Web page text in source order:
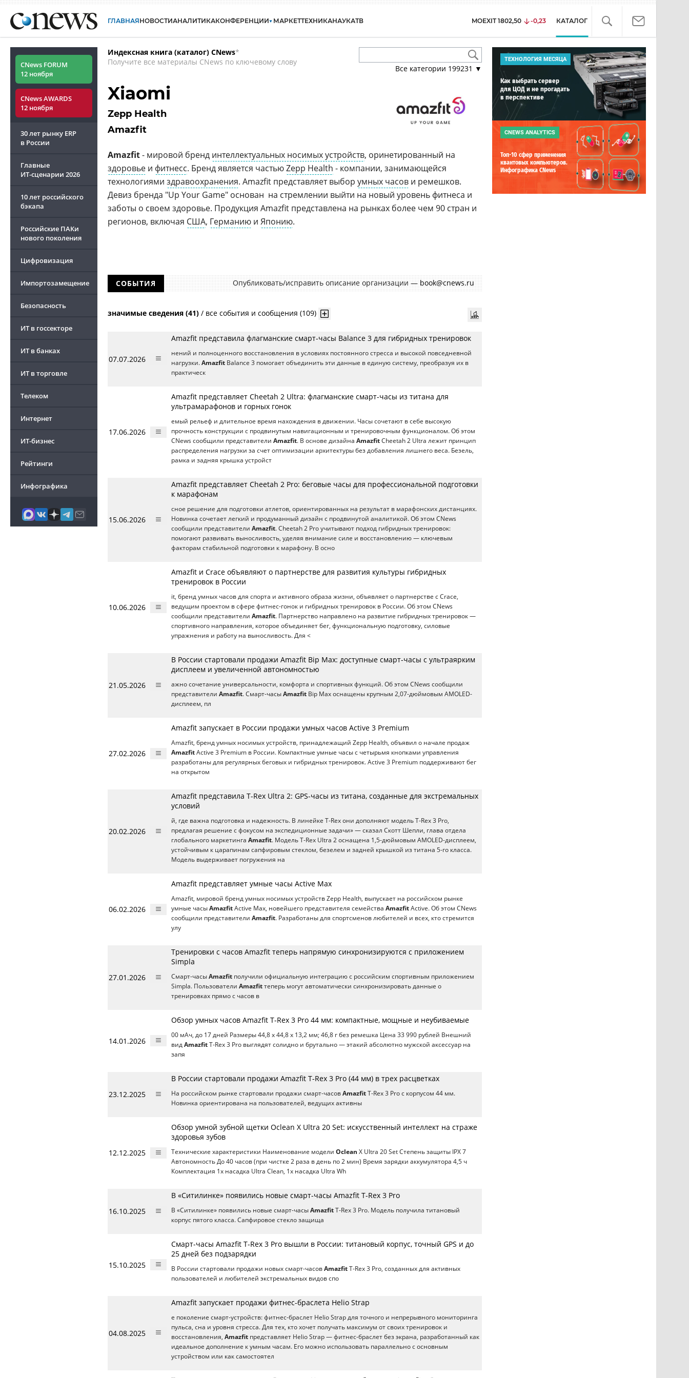
ГЛАВНАЯНОВОСТИАНАЛИТИКАКОНФЕРЕНЦИИ МАРКЕТТЕХНИКАНАУКАТВ MOEXIT 1802,50 -0,23 КАТАЛОГ
CNews FORUM
12 ноября
CNews AWARDS
12 ноября
30 лет рынку ERP
в России
Главные
ИТ-сценарии 2026
10 лет российского
бэкапа
Российские ПАКи
нового поколения
Цифровизация
Импортозамещение
Безопасность
ИТ в госсекторе
ИТ в банках
ИТ в торговле
Телеком
Интернет
ИТ-бизнес
Рейтинги
Инфографика
Индексная книга (каталог) CNews*
Получите все материалы CNews по ключевому слову
Все категории 199231 ▼
Xiaomi
Zepp Health
Amazfit
Amazfit- мировой бренд интеллектуальных носимых устройств, оринетированный на
здоровье и фитнесс. Бренд является частьюZepp Health - компании, занимающейся
технологиями здравоохранения. Amazfit представляет выбор умных часов и ремешков.
Девиз бренда "Up Your Game" основан на стремлении выйти на новый уровень фитнеса и
заботы о своем здоровье. Продукция Amazfit представлена на рынках более чем 90 стран и
регионов, включая США, Германию и Японию.
СОБЫТИЯ Опубликовать/исправить описание организации —book@cnews.ru
значимые сведения (41) / все события и сообщения (109)
07.07.2026
Amazfit представила флагманские смарт-часы Balance 3 для гибридных тренировок
нений и полноценного восстановления в условиях постоянного стресса и высокой повседневной
нагрузки. Amazfit Balance 3 помогает объединить эти данные в единую систему, преобразуя их в
практическ
17.06.2026
Amazfit представляет Cheetah 2 Ultra: флагманские смарт-часы из титана для
ультрамарафонов и горных гонок
емый рельеф и длительное время нахождения в движении. Часы сочетают в себе высокую
прочность конструкции с продвинутым навигационным и тренировочным функционалом. Об этом
CNews сообщили представители Amazfit. В основе дизайна Amazfit Cheetah 2 Ultra лежит принцип
распределения нагрузки за счет оптимизации архитектуры без добавления лишнего веса. Безель,
рамка и задняя крышка устройст
15.06.2026
Amazfit представляет Cheetah 2 Pro: беговые часы для профессиональной подготовки
к марафонам
сное решение для подготовки атлетов, ориентированных на результат в марафонских дистанциях.
Новинка сочетает легкий и продуманный дизайн с продвинутой аналитикой. Об этом CNews
сообщили представители Amazfit. Cheetah 2 Pro учитывают подход гибридных тренировок:
помогают развивать выносливость, уделяя внимание силе и восстановлению — ключевым
факторам стабильной подготовки к марафону. В осно
10.06.2026
Amazfit и Crace объявляют о партнерстве для развития культуры гибридных
тренировок в России
it, бренд умных часов для спорта и активного образа жизни, объявляет о партнерстве с Crace,
ведущим проектом в сфере фитнес-гонок и гибридных тренировок в России. Об этом CNews
сообщили представители Amazfit. Партнерство направлено на развитие гибридных тренировок —
спортивного направления, которое объединяет бег, функциональную подготовку, силовые
упражнения и работу на выносливость. Для <
21.05.2026
В России стартовали продажи Amazfit Bip Max: доступные смарт-часы с ультраярким
дисплеем и увеличенной автономностью
ажно сочетание универсальности, комфорта и спортивных функций. Об этом CNews сообщили
представители Amazfit. Смарт-часы Amazfit Bip Max оснащены крупным 2,07-дюймовым AMOLED-
дисплеем, пл
27.02.2026
Amazfit запускает в России продажи умных часов Active 3 Premium
Amazfit, бренд умных носимых устройств, принадлежащий Zepp Health, объявил о начале продаж
Amazfit Active 3 Premium в России. Компактные умные часы с четырьмя кнопками управления
разработаны для регулярных беговых и гибридных тренировок. Active 3 Premium поддерживают бег
на открытом
20.02.2026
Amazfit представила T-Rex Ultra 2: GPS-часы из титана, созданные для экстремальных
условий
й, где важна подготовка и надежность. В линейке T-Rex они дополняют модель T-Rex 3 Pro,
предлагая решение с фокусом на экспедиционные задачи» — сказал Скотт Шепли, глава отдела
глобального маркетинга Amazfit. Модель T-Rex Ultra 2 оснащена 1,5-дюймовым AMOLED-дисплеем,
устойчивым к царапинам сапфировым стеклом, безелем и задней крышкой из титана 5-го класса.
Модель выдерживает погружения на
06.02.2026
Amazfit представляет умные часы Active Max
Amazfit, мировой бренд умных носимых устройств Zepp Health, выпускает на российском рынке
умные часы Amazfit Active Max, новейшего представителя семейства Amazfit Active. Об этом CNews
сообщили представители Amazfit. Разработаны для спортсменов любителей и всех, кто стремится
улу
27.01.2026
Тренировки с часов Amazfit теперь напрямую синхронизируются с приложением
Simpla
Смарт-часы Amazfit получили официальную интеграцию с российским спортивным приложением
Simpla. Пользователи Amazfit теперь могут автоматически синхронизировать данные о
тренировках прямо с часов в
14.01.2026
Обзор умных часов Amazfit T-Rex 3 Pro 44 мм: компактные, мощные и неубиваемые
00 мАч, до 17 дней Размеры 44,8 x 44,8 x 13,2 мм; 46,8 г без ремешка Цена 33 990 рублей Внешний
вид Amazfit T-Rex 3 Pro выглядят солидно и брутально — этакий абсолютно мужской аксессуар на
запя
23.12.2025
В России стартовали продажи Amazfit T-Rex 3 Pro (44 мм) в трех расцветках
На российском рынке стартовали продажи смарт-часов Amazfit T-Rex 3 Pro с корпусом 44 мм.
Новинка ориентирована на пользователей, ведущих активны
12.12.2025
Обзор умной зубной щетки Oclean X Ultra 20 Set: искусственный интеллект на страже
здоровья зубов
Технические характеристики Наименование модели Oclean X Ultra 20 Set Степень защиты IPX 7
Автономность До 40 часов (при чистке 2 раза в день по 2 мин) Время зарядки аккумулятора 4,5 ч
Комплектация 1х насадка Ultra Clean, 1х насадка Ultra Wh
16.10.2025
В «Ситилинке» появились новые смарт-часы Amazfit T-Rex 3 Pro
В «Ситилинке» появились новые смарт-часы Amazfit T-Rex 3 Pro. Модель получила титановый
корпус пятого класса. Сапфировое стекло защища
15.10.2025
Смарт-часы Amazfit T-Rex 3 Pro вышли в России: титановый корпус, точный GPS и до
25 дней без подзарядки
В России стартовали продажи новых смарт-часов Amazfit T-Rex 3 Pro, созданных для активных
пользователей и любителей экстремальных видов спо
04.08.2025
Amazfit запускает продажи фитнес-браслета Helio Strap
е поколение смарт-устройств: фитнес-браслет Helio Strap для точного и непрерывного мониторинга
пульса, сна и уровня стресса. Для тех, кто хочет получать максимум от своих тренировок и
восстановления, Amazfit представляет Helio Strap — фитнес-браслет без экрана, разработанный как
идеальное дополнение к умным часам. Его можно использовать параллельно с основным
устройством или как самостоятел
ТЕХНОЛОГИЯ МЕСЯЦА
Как выбрать сервер
для ЦОД и не прогадать
в перспективе
CNEWS ANALYTICS
Топ-10 сфер применения
квантовых компьютеров.
Инфографика CNews